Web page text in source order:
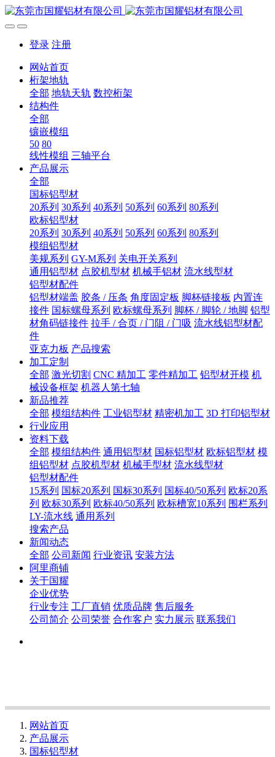
登录 注册
网站首页
桁架地轨
全部 地轨天轨 数控桁架
结构件
全部
镶嵌模组
50 80
线性模组 三轴平台
产品展示
全部
国标铝型材
20系列 30系列 40系列 50系列 60系列 80系列
欧标铝型材
20系列 30系列 40系列 50系列 60系列 80系列
模组铝型材
美规系列 GY-M系列 关电开关系列
通用铝型材 点胶机型材 机械手铝材 流水线型材
铝型材配件
铝型材端盖 胶条 / 压条 角度固定板 脚杯链接板 内置连
接件 国标螺母系列 欧标螺母系列 脚杯 / 脚轮 / 地脚 铝型
材角码链接件 拉手 / 合页 / 门阻 / 门吸 流水线铝型材配
件
亚克力板 产品搜索
加工定制
全部 激光切割 CNC 精加工 零件精加工 铝型材开模 机
械设备框架 机器人第七轴
新品推荐
全部 模组结构件 工业铝型材 精密机加工 3D 打印铝型材
行业应用
资料下载
全部 模组结构件 通用铝型材 国标铝型材 欧标铝型材 模
组铝型材 点胶机型材 机械手型材 流水线型材
铝型材配件
15系列 国标20系列 国标30系列 国标40/50系列 欧标20系
列 欧标30系列 欧标40/50系列 欧标槽宽10系列 围栏系列
LY-流水线 通用系列
搜索产品
新闻动态
全部 公司新闻 行业资讯 安装方法
阿里商铺
关于国耀
企业优势
行业专注 工厂直销 优质品牌 售后服务
公司简介 公司荣誉 合作客户 实力展示 联系我们
网站首页
产品展示
国标铝型材